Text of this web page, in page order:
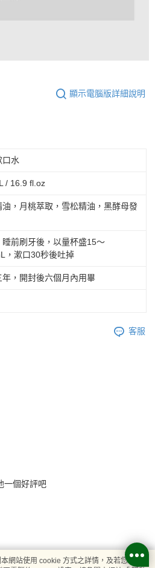
顯示電腦版詳細說明
口水
/ 16.9 fl.oz
油，月桃萃取，雪松精油，黑酵母發
睡前刷牙後，以量杯盛15〜
，漱口30秒後吐掉
年，開封後六個月內用畢
客服
一個好評吧
網站使用 cookie 方式之詳情，及若您不希